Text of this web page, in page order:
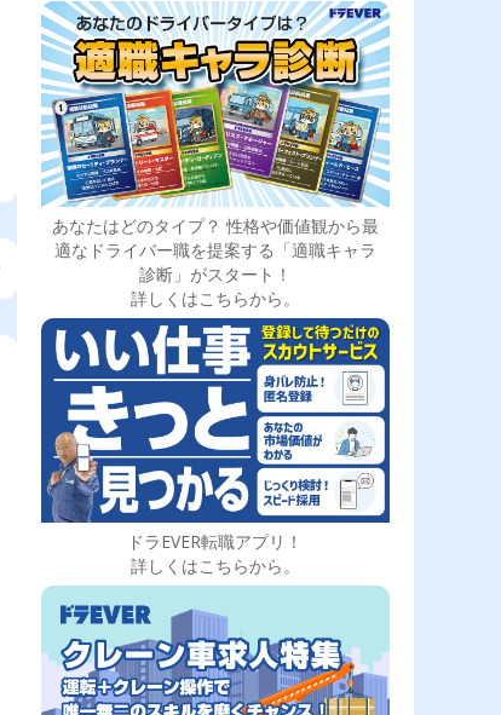
あなたはどのタイプ？ 性格や価値観から最
適なドライバー職を提案する「適職キャラ
診断」がスタート！
詳しくはこちらから。
ドラEVER転職アプリ！
詳しくはこちらから。